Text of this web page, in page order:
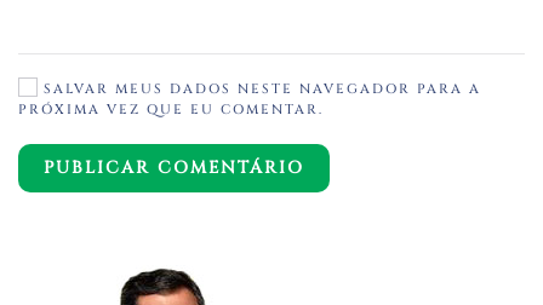
SALVAR MEUS DADOS NESTE NAVEGADOR PARA A
PRÓXIMA VEZ QUE EU COMENTAR.
PUBLICAR COMENTÁRIO